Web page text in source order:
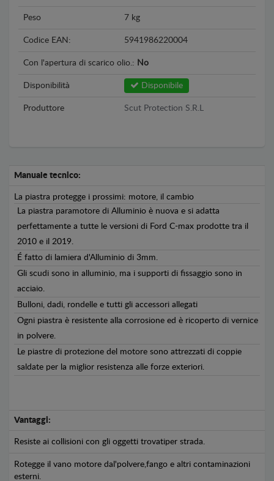
Peso 7 kg
Codice EAN: 5941986220004
Con l'apertura di scarico olio.: No
Disponibilità Disponibile
Produttore Scut Protection S.R.L
Manuale tecnico:
La piastra protegge i prossimi: motore, il cambio
La piastra paramotore di Alluminio è nuova e si adatta
perfettamente a tutte le versioni di Ford C-max prodotte tra il
2010 e il 2019.
É fatto di lamiera d'Alluminio di 3mm.
Gli scudi sono in alluminio, ma i supporti di fissaggio sono in
acciaio.
Bulloni, dadi, rondelle e tutti gli accessori allegati
Ogni piastra è resistente alla corrosione ed è ricoperto di vernice
in polvere.
Le piastre di protezione del motore sono attrezzati di coppie
saldate per la miglior resistenza alle forze exteriori.
Vantaggi:
Resiste ai collisioni con gli oggetti trovatiper strada.
Rotegge il vano motore dal'polvere,fango e altri contaminazioni
esterni.